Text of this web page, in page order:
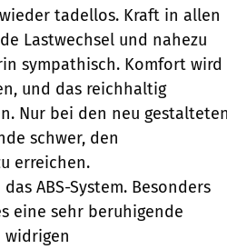
tadellos. Kraft in allen
Lastwechsel und nahezu
sympathisch. Komfort wird
und das reichhaltig
Nur bei den neu gestalteten
schwer, den
erreichen.
ABS-System. Besonders
eine sehr beruhigende
widrigen